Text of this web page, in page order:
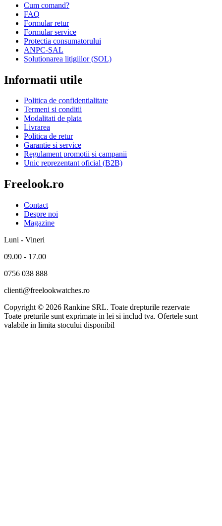
Cum comand?
FAQ
Formular retur
Formular service
Protectia consumatorului
ANPC-SAL
Solutionarea litigiilor (SOL)
Informatii utile
Politica de confidentialitate
Termeni si conditii
Modalitati de plata
Livrarea
Politica de retur
Garantie si service
Regulament promotii si campanii
Unic reprezentant oficial (B2B)
Freelook.ro
Contact
Despre noi
Magazine
Luni - Vineri
09.00 - 17.00
0756 038 888
clienti@freelookwatches.ro
Copyright © 2026 Rankine SRL. Toate drepturile rezervate
Toate preturile sunt exprimate in lei si includ tva. Ofertele sunt
valabile in limita stocului disponibil